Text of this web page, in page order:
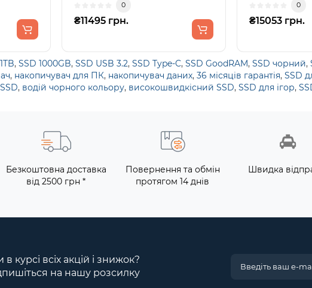
0
₴11495 грн.
0
₴15053 грн.
, SSD 1000GB, SSD USB 3.2, SSD Type-C, SSD GoodRAM, SSD чорний,
, накопичувач для ПК, накопичувач даних, 36 місяців гарантія, SSD
, водій чорного кольору, високошвидкісний SSD, SSD для ігор,
Безкоштовна доставка
від 2500 грн *
Повернення та обмін
протягом 14 днів
Швидка
курсі всіх акцій і знижок?
на нашу розсилку